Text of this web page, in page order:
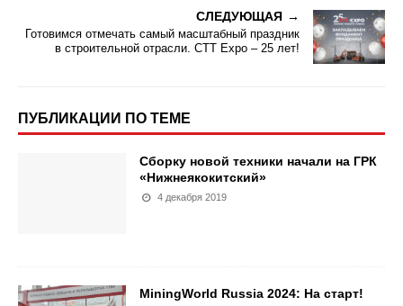
СЛЕДУЮЩАЯ
Готовимся отмечать самый масштабный праздник
в строительной отрасли. CTT Expo – 25 лет!
ПУБЛИКАЦИИ ПО ТЕМЕ
Сборку новой техники начали на ГРК
«Нижнеякокитский»
4 декабря 2019
MiningWorld Russia 2024: На старт!